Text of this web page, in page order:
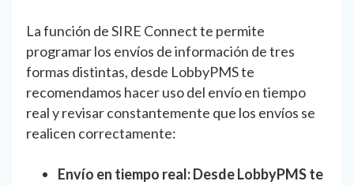
La función de SIRE Connect te permite
programar los envíos de información de tres
formas distintas, desde LobbyPMS te
recomendamos hacer uso del envío en tiempo
real y revisar constantemente que los envíos se
realicen correctamente:
Envío en tiempo real:Desde LobbyPMS te